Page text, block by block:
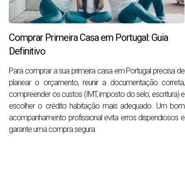
Comprar Primeira Casa em Portugal: Guia
Definitivo
Para comprar a sua primeira casa em Portugal precisa de
planear o orçamento, reunir a documentação correta,
compreender os custos (IMT, imposto do selo, escritura) e
escolher o crédito habitação mais adequado. Um bom
acompanhamento profissional evita erros dispendiosos e
garante uma compra segura.